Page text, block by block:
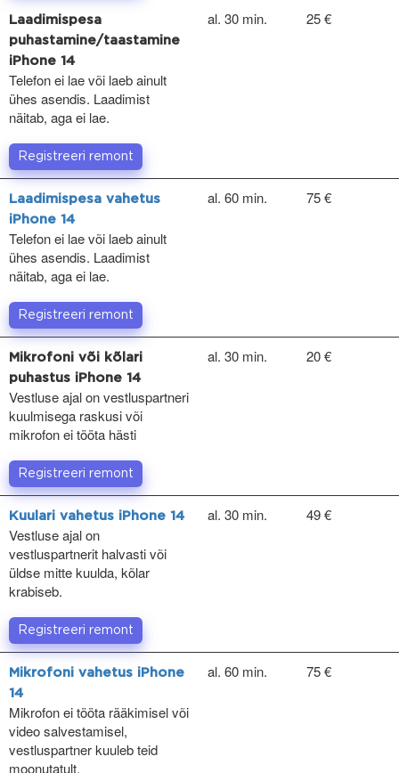
Laadimispesa
puhastamine/taastamine
iPhone 14
Telefon ei lae või laeb ainult
ühes asendis. Laadimist
näitab, aga ei lae.
al. 30 min. 25 €
Registreeri remont
Laadimispesa vahetus
iPhone 14
Telefon ei lae või laeb ainult
ühes asendis. Laadimist
näitab, aga ei lae.
al. 60 min. 75 €
Registreeri remont
Mikrofoni või kõlari
puhastus iPhone 14
Vestluse ajal on vestluspartneri
kuulmisega raskusi või
mikrofon ei tööta hästi
al. 30 min. 20 €
Registreeri remont
Kuulari vahetus iPhone 14
Vestluse ajal on
vestluspartnerit halvasti või
üldse mitte kuulda, kõlar
krabiseb.
al. 30 min. 49 €
Registreeri remont
Mikrofoni vahetus iPhone
14
Mikrofon ei tööta rääkimisel või
video salvestamisel,
vestluspartner kuuleb teid
moonutatult.
al. 60 min. 75 €